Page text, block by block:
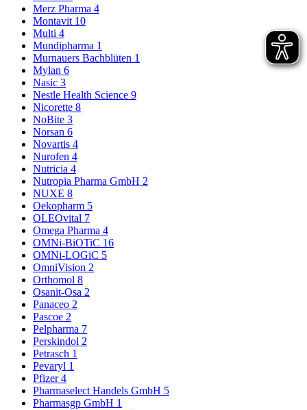
Merz Pharma 4
Montavit 10
Multi 4
Mundipharma 1
Murnauers Bachblüten 1
Mylan 6
Nasic 3
Nestle Health Science 9
Nicorette 8
NoBite 3
Norsan 6
Novartis 4
Nurofen 4
Nutricia 4
Nutropia Pharma GmbH 2
NUXE 8
Oekopharm 5
OLEOvital 7
Omega Pharma 4
OMNi-BiOTiC 16
OMNi-LOGiC 5
OmniVision 2
Orthomol 8
Osanit-Osa 2
Panaceo 2
Pascoe 2
Pelpharma 7
Perskindol 2
Petrasch 1
Pevaryl 1
Pfizer4
Pharmaselect Handels GmbH 5
Pharmasgp GmbH 1